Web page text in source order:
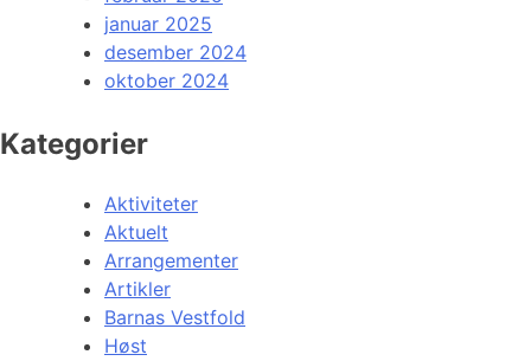
januar 2025
desember 2024
oktober 2024
Kategorier
Aktiviteter
Aktuelt
Arrangementer
Artikler
Barnas Vestfold
Høst